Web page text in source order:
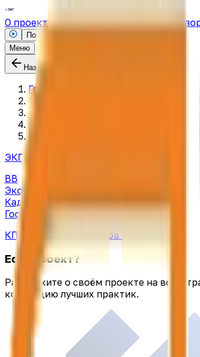
О проектеПоиск проектовНовости
Подать заявку
Меню
Назад
Главная
Проекты
ЭКГ-рейтинг:
BB
Экология
Кадры
из 70 баллов
Государство39из 75 баллов
КПД-рейтинг:
баллов(средний)
Есть проект?
Расскажите о своём проекте на всю
коллекцию лучших практик.